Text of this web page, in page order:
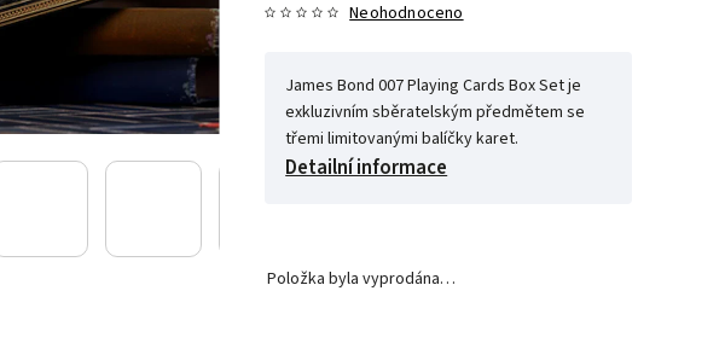
Neohodnoceno
James Bond 007 Playing Cards Box Set je
exkluzivním sběratelským předmětem se
třemi limitovanými balíčky karet.
Detailní informace
Položka byla vyprodána…